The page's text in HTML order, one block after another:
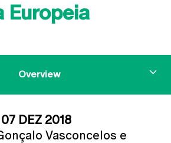
Europeia
Overview
DEZ 2018
Vasconcelos e